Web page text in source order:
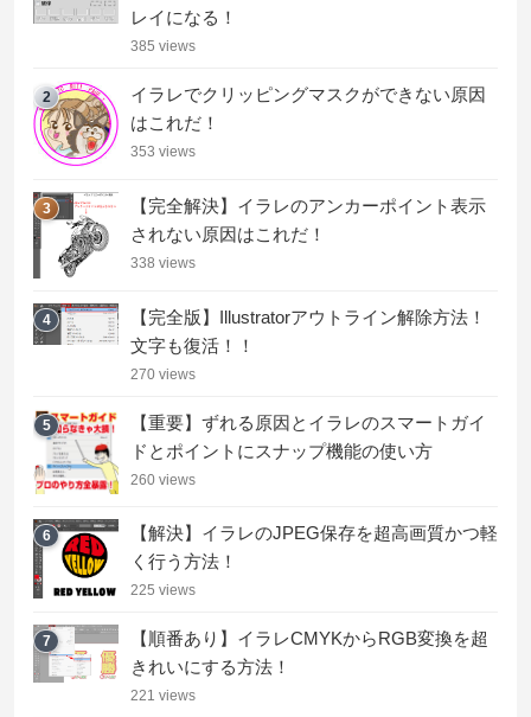
レイになる！
385 views
2
イラレでクリッピングマスクができない原因
はこれだ！
353 views
3
【完全解決】イラレのアンカーポイント表示
されない原因はこれだ！
338 views
4
【完全版】Illustratorアウトライン解除方法！
文字も復活！！
270 views
5
【重要】ずれる原因とイラレのスマートガイ
ドとポイントにスナップ機能の使い方
260 views
6
【解決】イラレのJPEG保存を超高画質かつ軽
く行う方法！
225 views
7
【順番あり】イラレCMYKからRGB変換を超
きれいにする方法！
221 views